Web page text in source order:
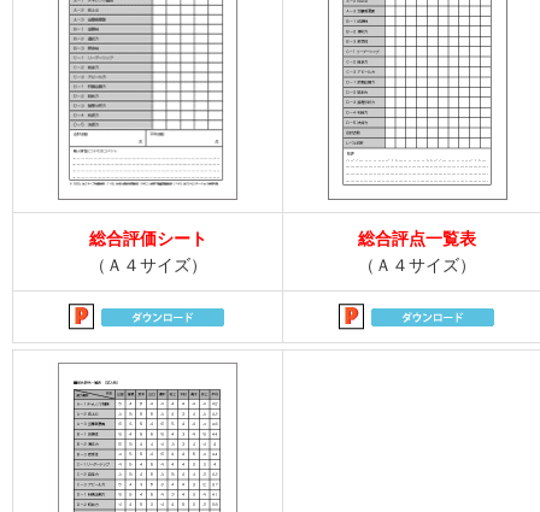
総合評価シート
（Ａ４サイズ）
総合評点一覧表
（Ａ４サイズ）